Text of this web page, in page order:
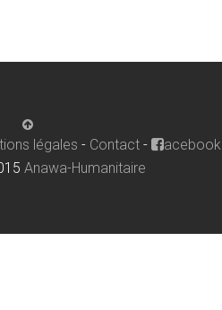
légales - Contact-
acebook
Anawa-Humanitaire